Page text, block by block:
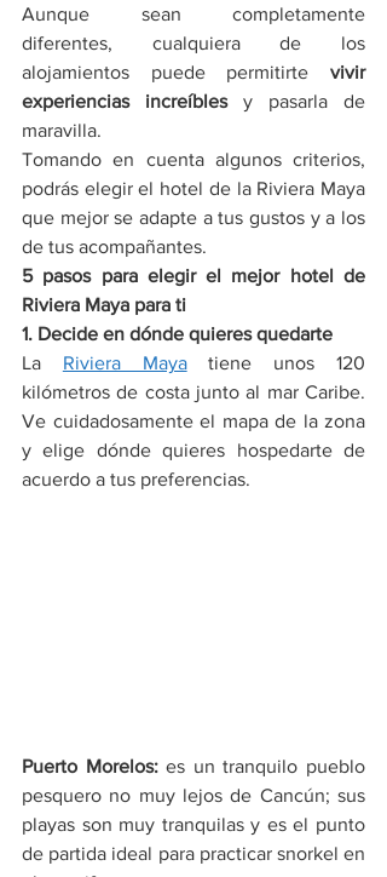
Aunque sean completamente
diferentes, cualquiera de los
alojamientos puede permitirte vivir
experiencias increíbles y pasarla de
maravilla.
Tomando en cuenta algunos criterios,
podrás elegir el hotel de la Riviera Maya
que mejor se adapte a tus gustos y a los
de tus acompañantes.
5 pasos para elegir el mejor hotel de
Riviera Maya para ti
1. Decide en dónde quieres quedarte
La Riviera Maya tiene unos 120
kilómetros de costa junto al mar Caribe.
Ve cuidadosamente el mapa de la zona
y elige dónde quieres hospedarte de
acuerdo a tus preferencias.
Puerto Morelos: es un tranquilo pueblo
pesquero no muy lejos de Cancún; sus
playas son muy tranquilas y es el punto
de partida ideal para practicar snorkel en